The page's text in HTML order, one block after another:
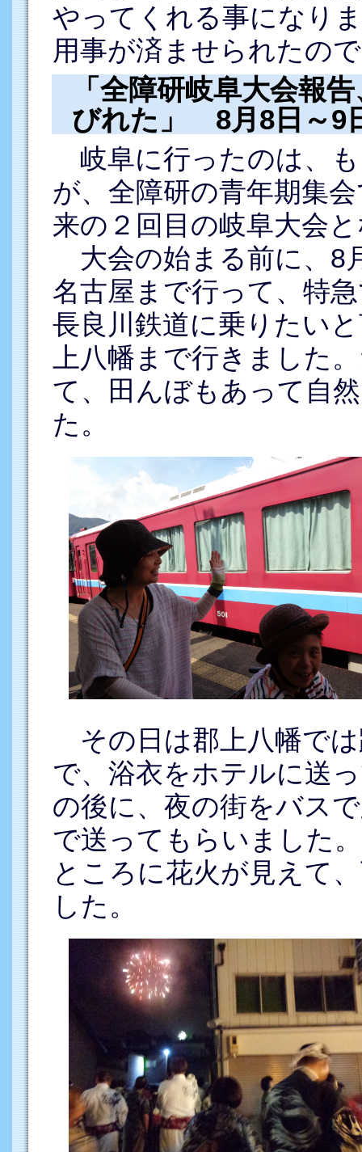
やってくれる事になり
用事が済ませられたの
「全障研岐阜大会報
びれた」 8月8日～9
岐阜に行ったのは、
が、全障研の青年期集
来の２回目の岐阜大会
大会の始まる前に、8
名古屋まで行って、特
長良川鉄道に乗りたい
上八幡まで行きました
て、田んぼもあって自
た。
その日は郡上八幡で
で、浴衣をホテルに送
の後に、夜の街をバス
で送ってもらいました
ところに花火が見えて
した。